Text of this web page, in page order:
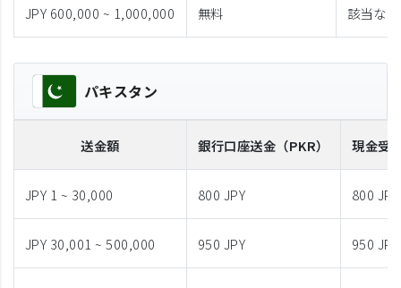
JPY 600,000 ~ 1,000,000 無料 該当なし
パキスタン
送金額 銀行口座送金 （PKR） 現金受
JPY 1 ~ 30,000 800 JPY 800 JPY
JPY 30,001 ~ 500,000 950 JPY 950 JPY